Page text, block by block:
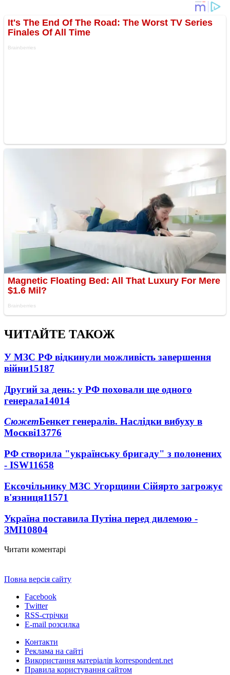
ЧИТАЙТЕ ТАКОЖ
У МЗС РФ відкинули можливість завершення
війни15187
Другий за день: у РФ поховали ще одного
генерала14014
СюжетБенкет генералів. Наслідки вибуху в
Москві13776
РФ створила "українську бригаду" з полонених
- ISW11658
Ексочільнику МЗС Угорщини Сійярто загрожує
в'язниця11571
Україна поставила Путіна перед дилемою -
ЗМІ10804
Читати коментарі
Повна версія сайту
Facebook
Twitter
RSS-стрічки
E-mail розсилка
Контакти
Реклама на сайті
Використання матеріалів korrespondent.net
Правила користування сайтом